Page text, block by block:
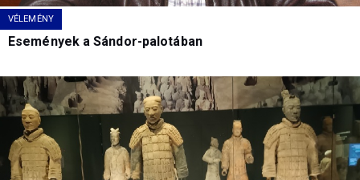
VÉLEMÉNY
Események a Sándor-palotában